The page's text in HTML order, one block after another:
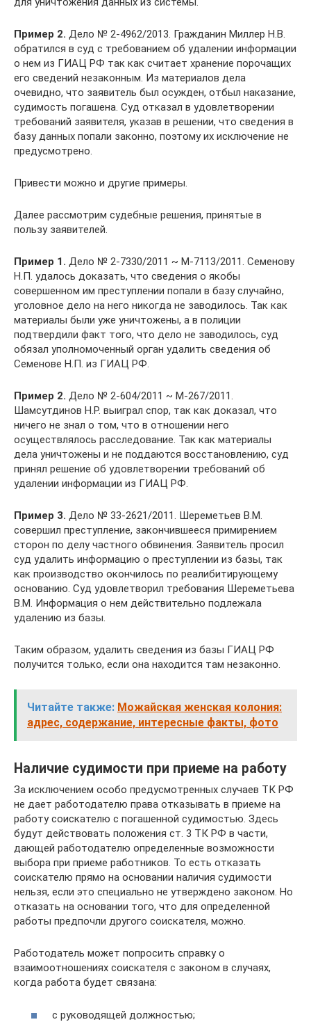
Пример 2. Дело № 2-4962/2013. Гражданин Миллер Н.В.
обратился в суд с требованием об удалении информации
о нем из ГИАЦ РФ так как считает хранение порочащих
его сведений незаконным. Из материалов дела
очевидно, что заявитель был осужден, отбыл наказание,
судимость погашена. Суд отказал в удовлетворении
требований заявителя, указав в решении, что сведения в
базу данных попали законно, поэтому их исключение не
предусмотрено.
Привести можно и другие примеры.
Далее рассмотрим судебные решения, принятые в
пользу заявителей.
Пример 1. Дело № 2-7330/2011 ~ М-7113/2011. Семенову
Н.П. удалось доказать, что сведения о якобы
совершенном им преступлении попали в базу случайно,
уголовное дело на него никогда не заводилось. Так как
материалы были уже уничтожены, а в полиции
подтвердили факт того, что дело не заводилось, суд
обязал уполномоченный орган удалить сведения об
Семенове Н.П. из ГИАЦ РФ.
Пример 2. Дело № 2-604/2011 ~ М-267/2011.
Шамсутдинов Н.Р. выиграл спор, так как доказал, что
ничего не знал о том, что в отношении него
осуществлялось расследование. Так как материалы
дела уничтожены и не поддаются восстановлению, суд
принял решение об удовлетворении требований об
удалении информации из ГИАЦ РФ.
Пример 3. Дело № 33-2621/2011. Шереметьев В.М.
совершил преступление, закончившееся примирением
сторон по делу частного обвинения. Заявитель просил
суд удалить информацию о преступлении из базы, так
как производство окончилось по реалибитирующему
основанию. Суд удовлетворил требования Шереметьева
В.М. Информация о нем действительно подлежала
удалению из базы.
Таким образом, удалить сведения из базы ГИАЦ РФ
получится только, если она находится там незаконно.
Читайте также: Можайская женская колония:
адрес, содержание, интересные факты, фото
Наличие судимости при приеме на работу
За исключением особо предусмотренных случаев ТК РФ
не дает работодателю права отказывать в приеме на
работу соискателю с погашенной судимостью. Здесь
будут действовать положения ст. 3 ТК РФ в части,
дающей работодателю определенные возможности
выбора при приеме работников. То есть отказать
соискателю прямо на основании наличия судимости
нельзя, если это специально не утверждено законом. Но
отказать на основании того, что для определенной
работы предпочли другого соискателя, можно.
Работодатель может попросить справку о
взаимоотношениях соискателя с законом в случаях,
когда работа будет связана:
с руководящей должностью;